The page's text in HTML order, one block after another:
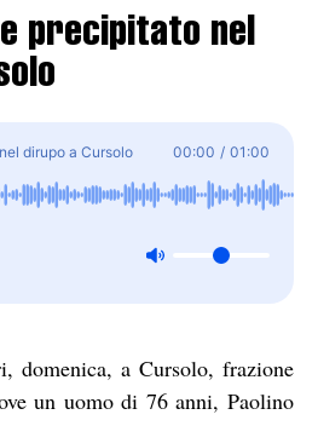
precipitato nel
dirupo a Cursolo 00:00 / 01:00
domenica, a Cursolo, frazione
un uomo di 76 anni, Paolino